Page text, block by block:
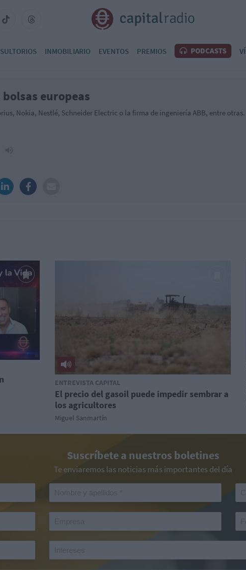
INMOBILIARIO EVENTOS PREMIOS PODCASTS
europeas
Nokia, Nestlé, Schneider Electric o la firma de ingeniería ABB, entre
ENTREVISTA CAPITAL
El precio del gasoil puede impedir sembrar a
los agricultores
Miguel Sanmartín
Suscríbete a nuestros boletines
Te enviaremos las noticias más importantes del día